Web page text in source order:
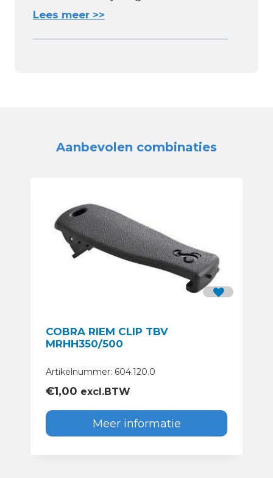
Lees meer >>
Aanbevolen combinaties
COBRA RIEM CLIP TBV
MRHH350/500
Artikelnummer: 604.120.0
€1,00 excl.BTW
Meer informatie